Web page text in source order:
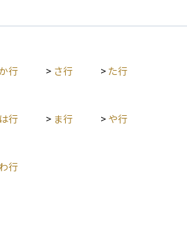
行 > さ行 > た行
は行 > ま行 > や行
わ行